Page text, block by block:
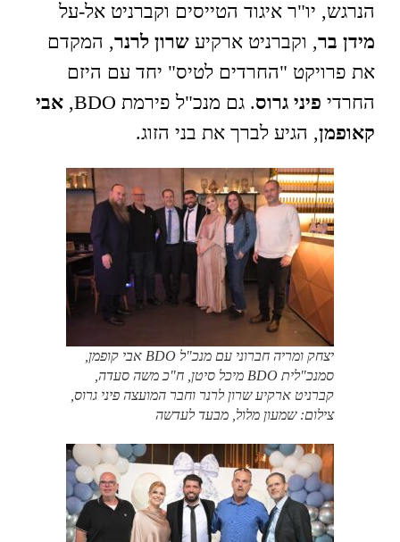
הנרגש, יו"ר איגוד הטייסים וקברניט אל-על
מידן בר, וקברניט ארקיע שרון לרנר, המקדם
את פרויקט "החרדים לטיס" יחד עם היזם
החרדי פיני גרוס. גם מנכ"ל פירמת BDO,
אבי
קאופמן, הגיע לברך את בני הזוג.
יצחק ומריה חברוני עם מנכ"ל BDO אבי קופמן,
סמנכ"לית BDO מיכל סיטן, ח"כ משה סעדה,
קברניט ארקיע שרון לרנר וחבר המועצה פיני גרוס,
צילום: שמעון מלול, מבעד לעדשה